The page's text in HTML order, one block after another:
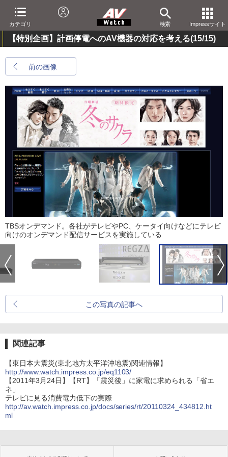
カテゴリ 検索 Impressサイト
【特別企画】計画停電へのAV機器の対応を考える(15/15)
前の画像
TBSオンデマンド。各社がテレビやPC、ケータイ向けなどにテレビ
向けのオンデマンド配信サービスを実施している
この写真の記事へ
関連記事
【東日本大震災(東北地方太平洋沖地震)関連情報】
http://www.watch.impress.co.jp/eq1103/
【2011年3月24日】【RT】「震災後」に家電に求められる「省エ
ネ」
テレビに見る消費電力低下の実際
http://av.watch.impress.co.jp/docs/series/rt/20110324_434812.ht
ml